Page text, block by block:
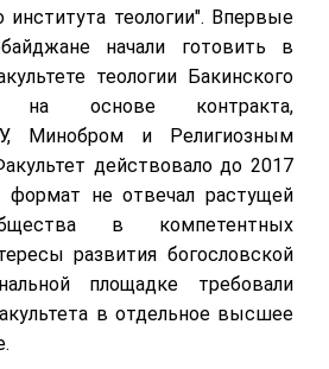
института теологии". Впервые
начали готовить в
теологии Бакинского
на основе контракта,
Минобром и Религиозным
действовало до 2017
формат не отвечал растущей
в компетентных
развития богословской
площадке требовали
в отдельное высшее